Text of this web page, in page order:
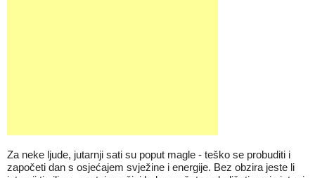
Za neke ljude, jutarnji sati su poput magle - teško se probuditi i
započeti dan s osjećajem svježine i energije. Bez obzira jeste li